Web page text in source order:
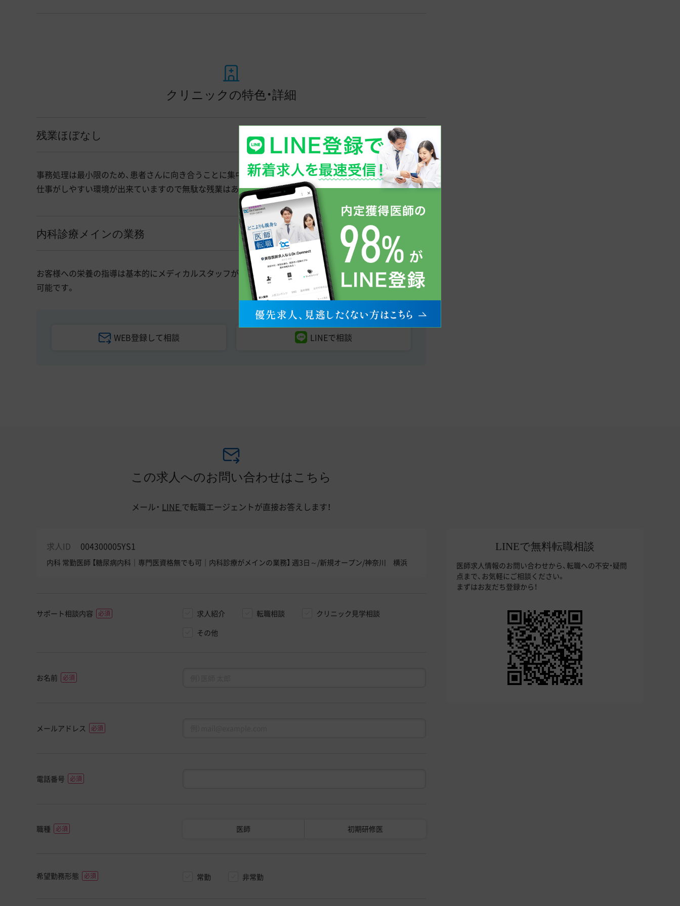
クリニックの特色・詳細
残業ほぼなし
事務処理は最小限のため、患者さんに向き合うことに集中できます。
仕事がしやすい環境が出来ていますので無駄な残業はありません。
内科診療メインの業務
お客様への栄養の指導は基本的にメディカルスタッフが行いますので、診療業務に集中して取り組むことが
可能です。
WEB登録して相談 LINEで相談
この求人へのお問い合わせはこちら
メール・ LINE で転職エージェントが直接お答えします！
求人ID 004300005YS1
内科 常勤医師 【糖尿病内科｜専門医資格無でも可｜内科診療がメインの業務】 週3日～/新規オープン/神奈川 横浜
サポート相談内容 求人紹介 転職相談
クリニック見学相談
その他
お名前
メールアドレス
電話番号
職種 医師 初期研修医
希望勤務形態 常勤 非常勤
LINEで無料転職相談
医師求人情報のお問い合わせから、転職への不安・疑問
点まで、お気軽にご相談ください。
まずはお友だち登録から！